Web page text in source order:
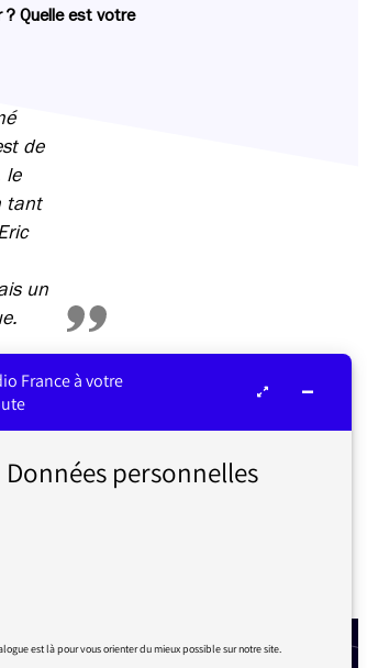
? Quelle est votre
de
le
tant
un
France à votre
Données personnelles
est là pour vous orienter du mieux possible sur notre site.